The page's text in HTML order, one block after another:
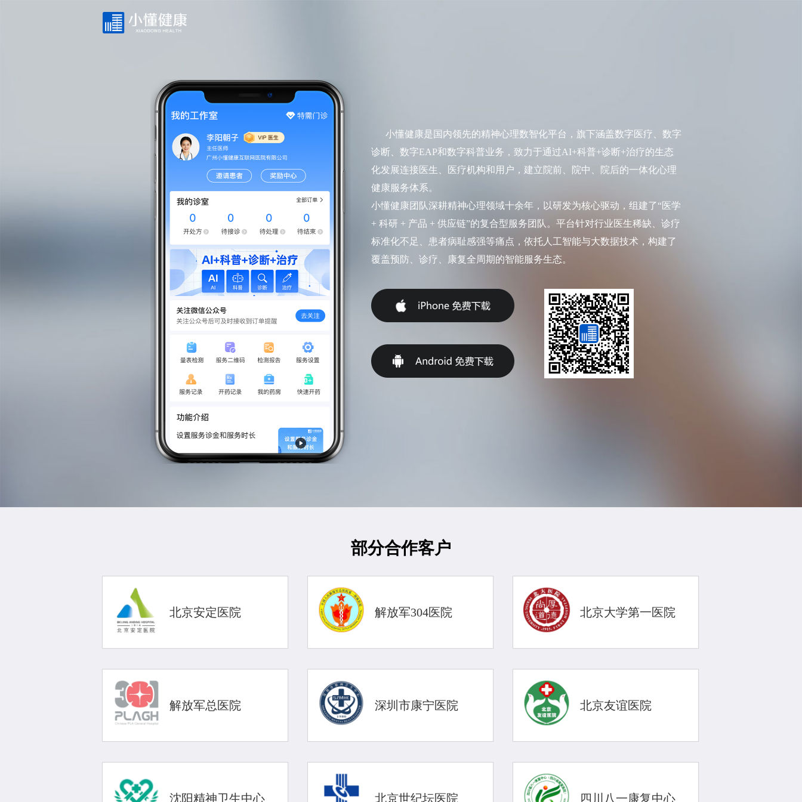
小懂健康是国内领先的精神心理数智化平台，旗下涵盖数字医疗、数字
诊断、数字EAP和数字科普业务，致力于通过AI+科普+诊断+治疗的生态
化发展连接医生、医疗机构和用户，建立院前、院中、院后的一体化心理
健康服务体系。
小懂健康团队深耕精神心理领域十余年，以研发为核心驱动，组建了“医学
+ 科研 + 产品 + 供应链”的复合型服务团队。平台针对行业医生稀缺、诊疗
标准化不足、患者病耻感强等痛点，依托人工智能与大数据技术，构建了
覆盖预防、诊疗、康复全周期的智能服务生态。
部分合作客户
北京安定医院 解放军304医院 北京大学第一医院
解放军总医院 深圳市康宁医院 北京友谊医院
沈阳精神卫生中心 北京世纪坛医院 四川八一康复中心